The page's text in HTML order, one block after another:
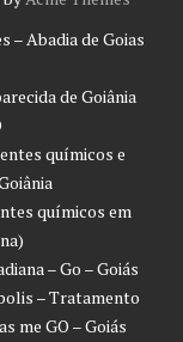
– Abadia de Goias
de Goiânia
químicos e
químicos em
– Go – Goiás
– Tratamento
me GO – Goiás